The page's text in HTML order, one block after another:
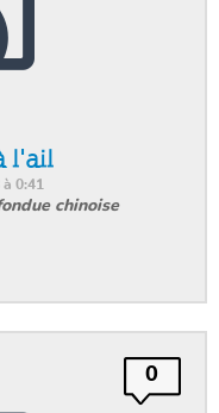
l'ail
0:41
chinoise
0